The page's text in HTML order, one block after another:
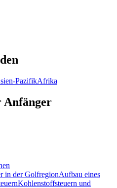
PazifikAfrika
Anfänger
in der GolfregionAufbau eines
Kohlenstoffsteuern und